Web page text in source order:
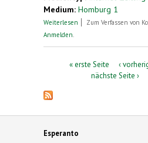
Medium: Homburg 1
Weiterlesen über Homburg/
Zum Verfassen von
Anmelden
Seiten« erste Seite ‹
nächste Seite ›
Esperanto